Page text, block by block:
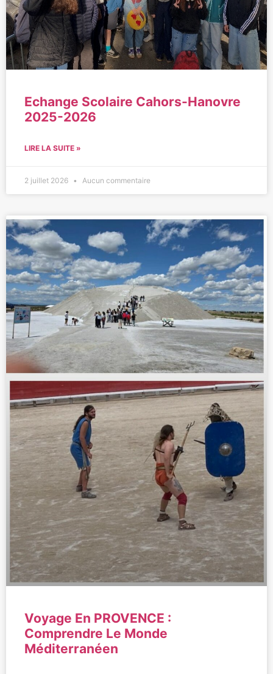
Echange Scolaire Cahors-Hanovre
2025-2026
LIRE LA SUITE »
2 juillet 2026 Aucun commentaire
Voyage En PROVENCE :
Comprendre Le Monde
Méditerranéen